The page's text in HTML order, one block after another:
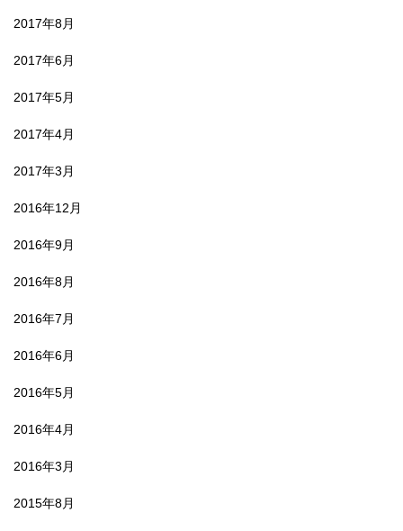
2017年8月
2017年6月
2017年5月
2017年4月
2017年3月
2016年12月
2016年9月
2016年8月
2016年7月
2016年6月
2016年5月
2016年4月
2016年3月
2015年8月